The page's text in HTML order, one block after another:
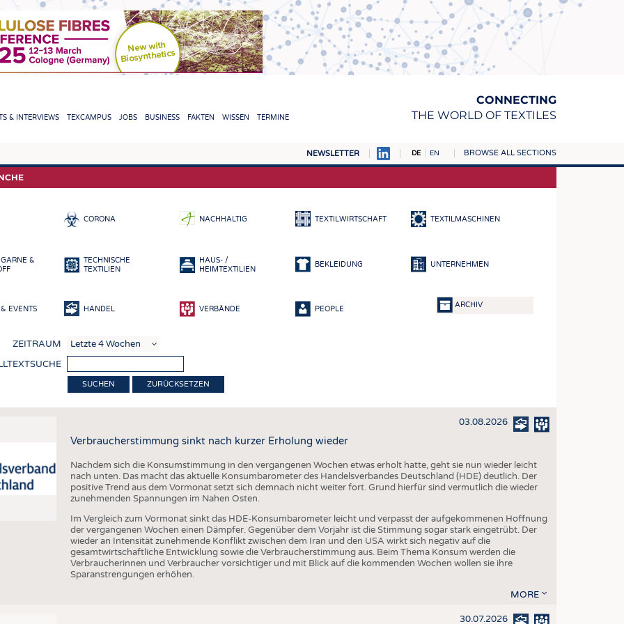
CONNECTING
THE WORLD OF TEXTILES
& INTERVIEWS TEXCAMPUS JOBS BUSINESS FAKTEN WISSEN TERMINE
NEWSLETTER DE EN BROWSE ALL SECTIONS
TEXTILE LEADERSHIP FASERN
GEWEBE
VLIESSTOFFE
NACHHALTIGKEIT
KREISLAUFWIRTSCHAFT
TECHNISCHE TEXTILIEN
SMART TEXTILES
MEDIZIN
HAUS- UND HEIMTEXTILIEN
CORONA NACHHALTIG TEXTILWIRTSCHAFT TEXTILMASCHINEN
&
TECHNISCHE
TEXTILIEN
HAUS- /
HEIMTEXTILIEN
BEKLEIDUNG UNTERNEHMEN
EVENTS HANDEL VERBÄNDE PEOPLE ARCHIV
ZEITRAUM
ZURÜCKSETZEN
03.08.2026
Verbraucherstimmung sinkt nach kurzer Erholung wieder
Nachdem sich die Konsumstimmung in den vergangenen Wochen etwas erholt hatte, geht sie nun wieder leicht
nach unten. Das macht das aktuelle Konsumbarometer des Handelsverbandes Deutschland (HDE) deutlich. Der
positive Trend aus dem Vormonat setzt sich demnach nicht weiter fort. Grund hierfür sind vermutlich die wieder
zunehmenden Spannungen im Nahen Osten.
Im Vergleich zum Vormonat sinkt das HDE-Konsumbarometer leicht und verpasst der aufgekommenen Hoffnung
der vergangenen Wochen einen Dämpfer. Gegenüber dem Vorjahr ist die Stimmung sogar stark eingetrübt. Der
wieder an Intensität zunehmende Konflikt zwischen dem Iran und den USA wirkt sich negativ auf die
gesamtwirtschaftliche Entwicklung sowie die Verbraucherstimmung aus. Beim Thema Konsum werden die
Verbraucherinnen und Verbraucher vorsichtiger und mit Blick auf die kommenden Wochen wollen sie ihre
Sparanstrengungen erhöhen.
MORE
30.07.2026